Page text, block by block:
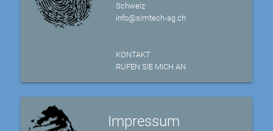
Schweiz
info@simtech-ag.ch
KONTAKT
RUFEN SIE MICH AN
Impressum